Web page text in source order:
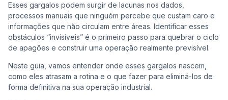
Esses gargalos podem surgir de lacunas nos dados,
processos manuais que ninguém percebe que custam caro e
informações que não circulam entre áreas. Identificar esses
obstáculos “invisíveis” é o primeiro passo para quebrar o ciclo
de apagões e construir uma operação realmente previsível.
Neste guia, vamos entender onde esses gargalos nascem,
como eles atrasam a rotina e o que fazer para eliminá-los de
forma definitiva na sua operação industrial.